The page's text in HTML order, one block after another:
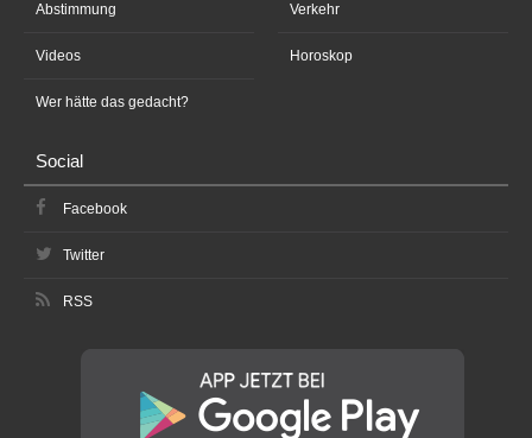
Abstimmung
Videos
Wer hätte das gedacht?
Verkehr
Horoskop
Social
Facebook
Twitter
RSS